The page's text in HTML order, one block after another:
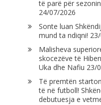
të parë për
24/07/2026
Sonte luan
mund ta ndiqni!
Malisheva
skocezëve të
Uka dhe Nafiu 23/
Të premtën
të në futboll!
debutuesja e